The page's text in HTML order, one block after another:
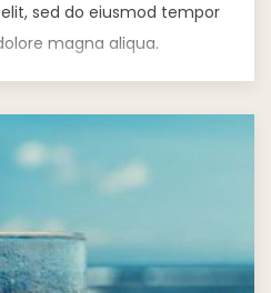
sed do eiusmod tempor
magna aliqua.